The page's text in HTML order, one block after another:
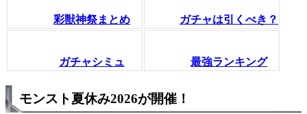
彩獣神祭まとめ ガチャは引くべき？
ガチャシミュ 最強ランキング
モンスト夏休み2026が開催！